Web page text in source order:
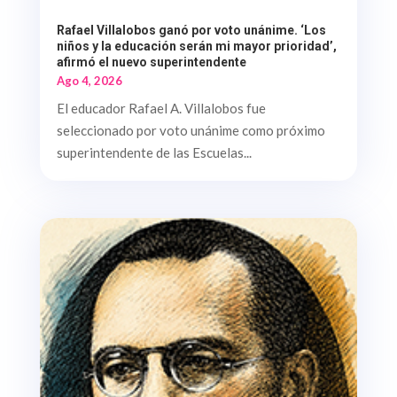
Rafael Villalobos ganó por voto unánime. ‘Los
niños y la educación serán mi mayor prioridad’,
afirmó el nuevo superintendente
Ago 4, 2026
El educador Rafael A. Villalobos fue
seleccionado por voto unánime como próximo
superintendente de las Escuelas...